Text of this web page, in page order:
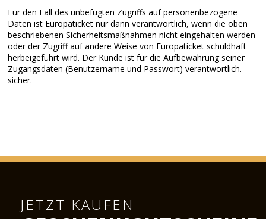
Für den Fall des unbefugten Zugriffs auf personenbezogene
Daten ist Europaticket nur dann verantwortlich, wenn die oben
beschriebenen Sicherheitsmaßnahmen nicht eingehalten werden
oder der Zugriff auf andere Weise von Europaticket schuldhaft
herbeigeführt wird. Der Kunde ist für die Aufbewahrung seiner
Zugangsdaten (Benutzername und Passwort) verantwortlich.
sicher.
JETZT KAUFEN